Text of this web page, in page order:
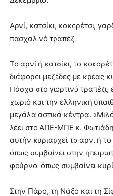
Αρνί, κατσίκι, κοκορέτσι,
πασχαλινό τραπέζι
Το αρνί ή κατσίκι, το
διάφοροι μεζέδες με κρέας
Πάσχα στο γιορτινό τραπέζι,
χωριό και την ελληνική
μεγάλα αστικά κέντρα.
λέει στο ΑΠΕ-ΜΠΕ κ.
αυτήν κυριαρχεί το αρνί ή
όπως συμβαίνει στην
φούρνο, όπως συμβαίνει
Στην Πάρο, τη Νάξο και τη